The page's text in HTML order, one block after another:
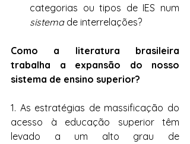
sistema de interrelações?
Como a literatura brasileira
trabalha a expansão do nosso
sistema de ensino superior?
1. As estratégias de massificação do
acesso à educação superior têm
levado a um alto grau de